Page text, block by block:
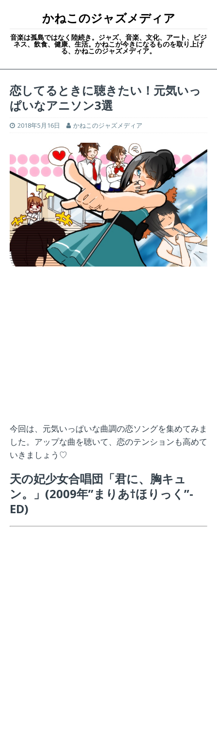
かねこのジャズメディア
音楽は孤島ではなく陸続き。ジャズ、音楽、文化、アート、ビジ
ネス、飲食、健康、生活。かねこが今きになるものを取り上げ
る、かねこのジャズメディア。
恋してるときに聴きたい！元気いっ
ぱいなアニソン3選
2018年5月16日 かねこのジャズメディア
今回は、元気いっぱいな曲調の恋ソングを集めてみま
した。アップな曲を聴いて、恋のテンションも高めて
いきましょう♡
天の妃少女合唱団「君に、胸キュ
ン。」 (2009年”まりあ†ほりっく”-
ED)